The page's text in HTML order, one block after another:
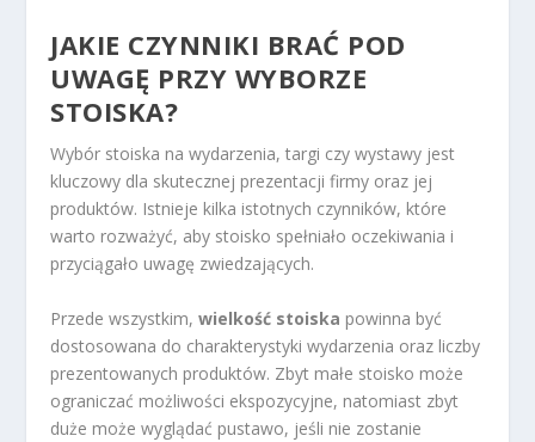
JAKIE CZYNNIKI BRAĆ POD
UWAGĘ PRZY WYBORZE
STOISKA?
Wybór stoiska na wydarzenia, targi czy wystawy jest
kluczowy dla skutecznej prezentacji firmy oraz jej
produktów. Istnieje kilka istotnych czynników, które
warto rozważyć, aby stoisko spełniało oczekiwania i
przyciągało uwagę zwiedzających.
Przede wszystkim,wielkość stoiska powinna być
dostosowana do charakterystyki wydarzenia oraz liczby
prezentowanych produktów. Zbyt małe stoisko może
ograniczać możliwości ekspozycyjne, natomiast zbyt
duże może wyglądać pustawo, jeśli nie zostanie